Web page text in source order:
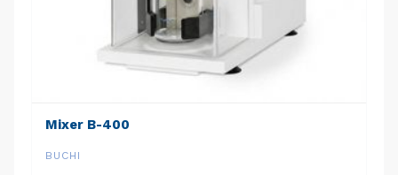
Mixer B-400
BUCHI